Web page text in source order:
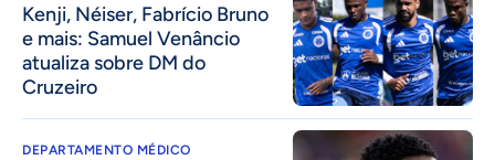
Kenji, Néiser, Fabrício Bruno
e mais: Samuel Venâncio
atualiza sobre DM do
Cruzeiro
DEPARTAMENTO MÉDICO